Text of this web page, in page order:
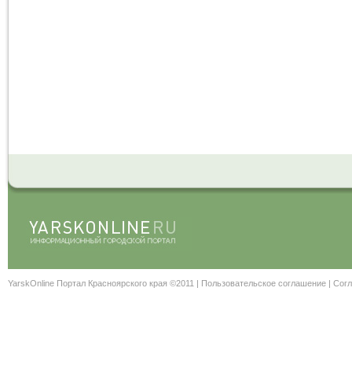
YarskOnline Портал Красноярского края ©2011 | Пользовательское соглашение |